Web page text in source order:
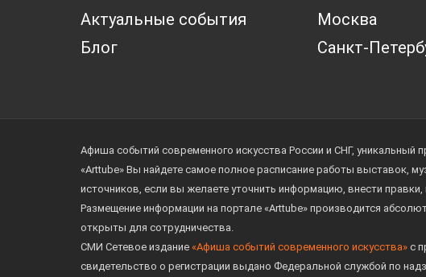
Актуальные события
Блог
Москва
Санкт-
Афиша событий современного искусства России и СНГ, уникальный
«Arttube» Вы найдете самое полное расписание работы выставок,
источников, если вы желаете уточнить информацию, внести
Размещение информации на портале «Arttube» производится
открыты для сотрудничества.
СМИ Сетевое издание «Афиша событий современного искусства» с
свидетельство о регистрации выдано Федеральной службой по